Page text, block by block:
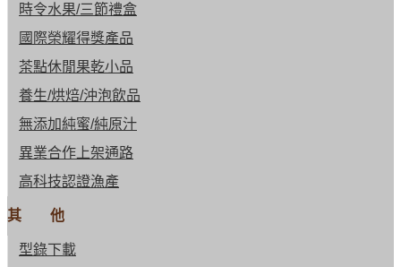
時令水果/三節禮盒
國際榮耀得獎產品
茶點休閒果乾小品
養生/烘焙/沖泡飲品
無添加純蜜/純原汁
異業合作上架通路
高科技認證漁產
其 他
型錄下載